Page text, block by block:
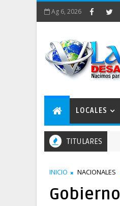
Ag 6, 2026
LOCALES
TITULARES
INICIO NACIONALES